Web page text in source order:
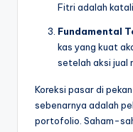
Fitri adalah
Fundamental
kas yang kuat
setelah aksi jual
Koreksi pasar di
sebenarnya adalah
portofolio. Saham-